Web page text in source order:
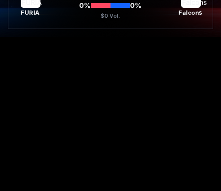
FURIA
0% 0%
$0 Vol. Falcons